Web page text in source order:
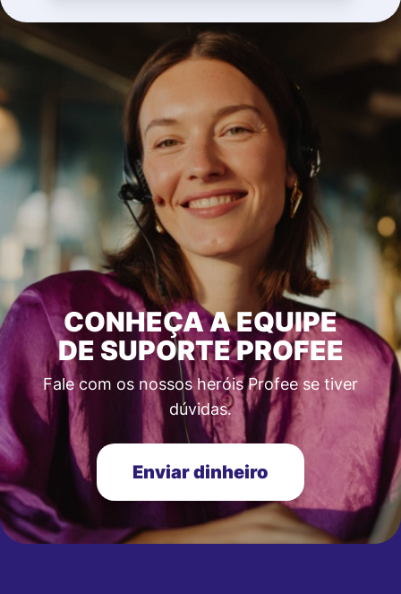
CONHEÇA A EQUIPE
DE SUPORTE PROFEE
Fale com os nossos heróis Profee se tiver
dúvidas.
Enviar dinheiro